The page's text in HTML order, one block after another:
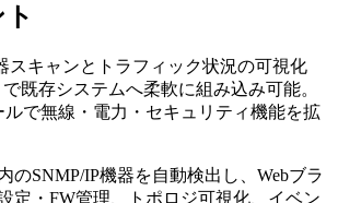
スキャンとトラフィック状況の可視化
既存システムへ柔軟に組み込み可能。
ルで無線・電力・セキュリティ機能を拡
のSNMP/IP機器を自動検出し、Webブラ
定・FW管理、トポロジ可視化、イベン